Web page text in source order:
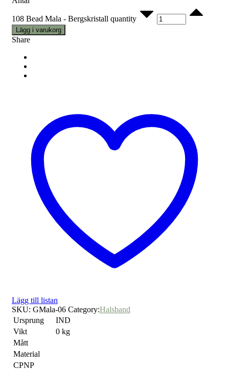
108 Bead Mala - Bergskristall quantity
Lägg i varukorg
Share
Lägg till listan
SKU: GMala-06 Category:Halsband
Ursprung
IND
Vikt
0 kg
Mått
Material
CPNP